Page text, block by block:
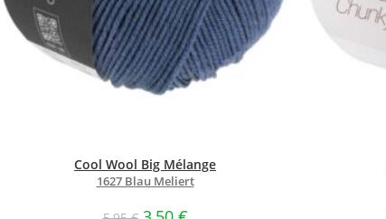
Cool Wool Big Mélange
1627 Blau Meliert